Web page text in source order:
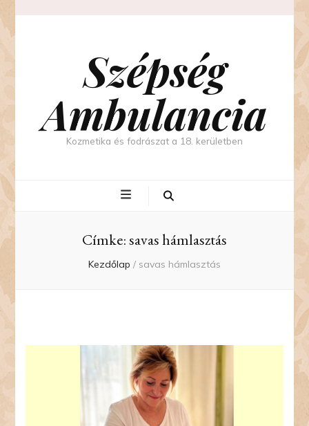
Szépség
Ambulancia
Kozmetika és fodrászat a 18. kerületben
Címke:savas hámlasztás
Kezdőlap / savas hámlasztás